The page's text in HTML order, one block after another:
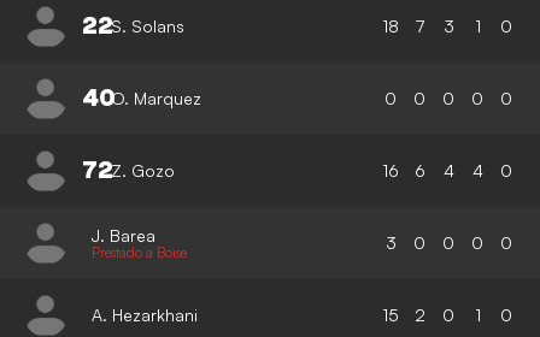
22S. Solans 18 7 3 1 0
40O. Marquez 0 0 0 0 0
72Z. Gozo 16 6 4 4 0
J. Barea
Prestado a Boise 3 0 0 0 0
A. Hezarkhani 15 2 0 1 0